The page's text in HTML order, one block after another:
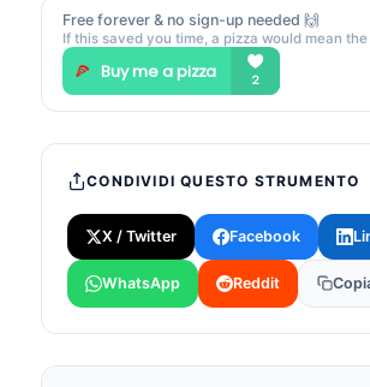
Free forever & no sign-up needed 🙌
If this saved you time, a pizza would mean
CONDIVIDI QUESTO STRUMENTO
X / Twitter Facebook
WhatsApp Reddit